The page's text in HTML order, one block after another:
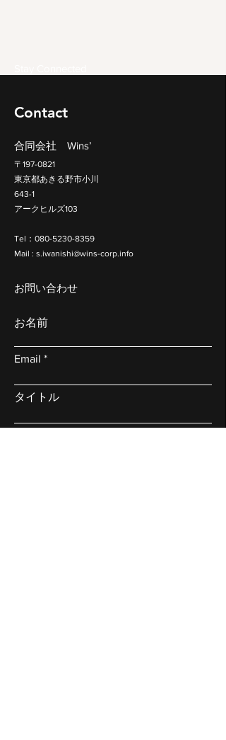
Contact
合同会社 Wins’
〒197-0821
東京都あきる野市小川
643-1
アークヒルズ103
Tel：080-5230-8359
​Mail : s.iwanishi@wins-corp.info
お問い合わせ
お名前
Email
タイトル